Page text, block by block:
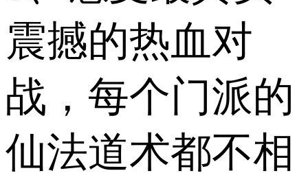
震撼的热血对
战，每个门派的
仙法道术都不相